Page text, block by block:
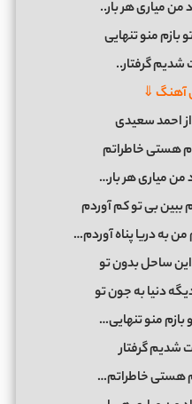
من میاری هر بار..
بازم منو تنهایی
شدیم گرفتار..
آهنگ ⇓
احمد سعیدی
هستی خاطراتم
میاری هر بار…
بی تو کم آوردم
به دریا پناه آوردم…
این ساحل بدون تو
دنیا به جون تو
بازم منو تنهایی…
شدیم گرفتار
هستی خاطراتم…